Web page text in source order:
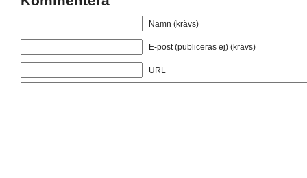
Namn (krävs)
E-post (publiceras ej) (krävs)
URL